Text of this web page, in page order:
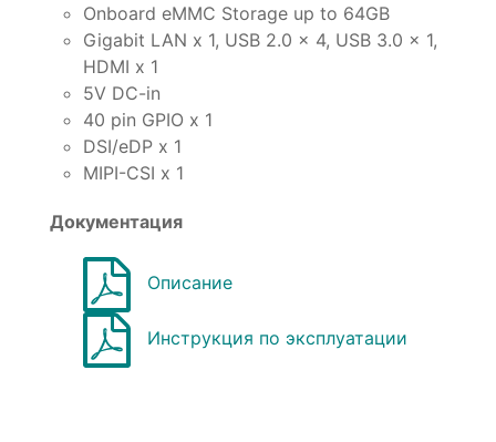
Onboard eMMC Storage up to 64GB
Gigabit LAN x 1, USB 2.0 x 4, USB 3.0 x 1,
HDMI x 1
5V DC-in
40 pin GPIO x 1
DSI/eDP x 1
MIPI-CSI x 1
Документация
Описание
Инструкция по эксплуатации